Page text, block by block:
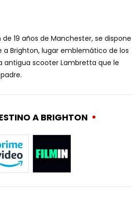
19 años de Manchester, se dispone
a Brighton, lugar emblemático de los
antigua scooter Lambretta que le
A BRIGHTON